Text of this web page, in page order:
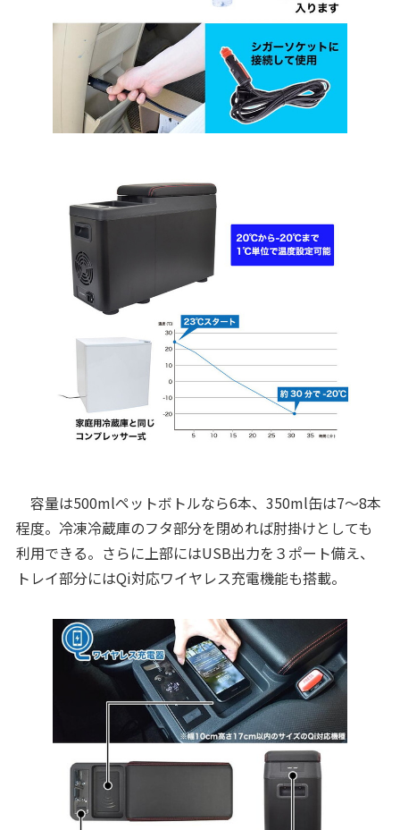
容量は500mlペットボトルなら6本、350ml缶は7～8本
程度。冷凍冷蔵庫のフタ部分を閉めれば肘掛けとしても
利用できる。さらに上部にはUSB出力を３ポート備え、
トレイ部分にはQi対応ワイヤレス充電機能も搭載。